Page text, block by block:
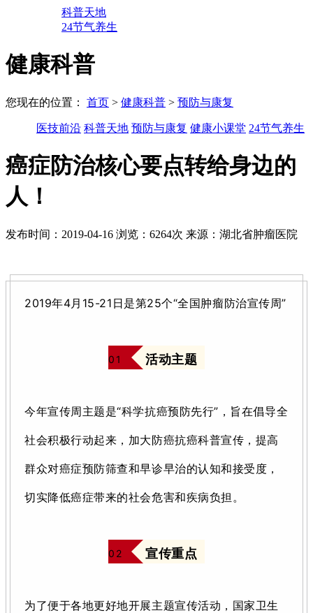
科普天地
24节气养生
健康科普
您现在的位置： 首页 > 健康科普 > 预防与康复
医技前沿 科普天地 预防与康复 健康小课堂 24节气养生
癌症防治核心要点转给身边的
人！
发布时间：2019-04-16 浏览：6264次 来源：湖北省肿瘤医院
2019年4月15-21日是第25个“全国肿瘤防治宣传周”
活动主题
0 1
今年宣传周主题是“科学抗癌预防先行”，旨在倡导全
社会积极行动起来，加大防癌抗癌科普宣传，提高
群众对癌症预防筛查和早诊早治的认知和接受度，
切实降低癌症带来的社会危害和疾病负担。
宣传重点
0 2
为了便于各地更好地开展主题宣传活动，国家卫生